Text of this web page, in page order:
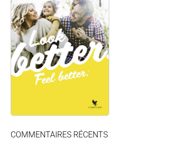
COMMENTAIRES RÉCENTS